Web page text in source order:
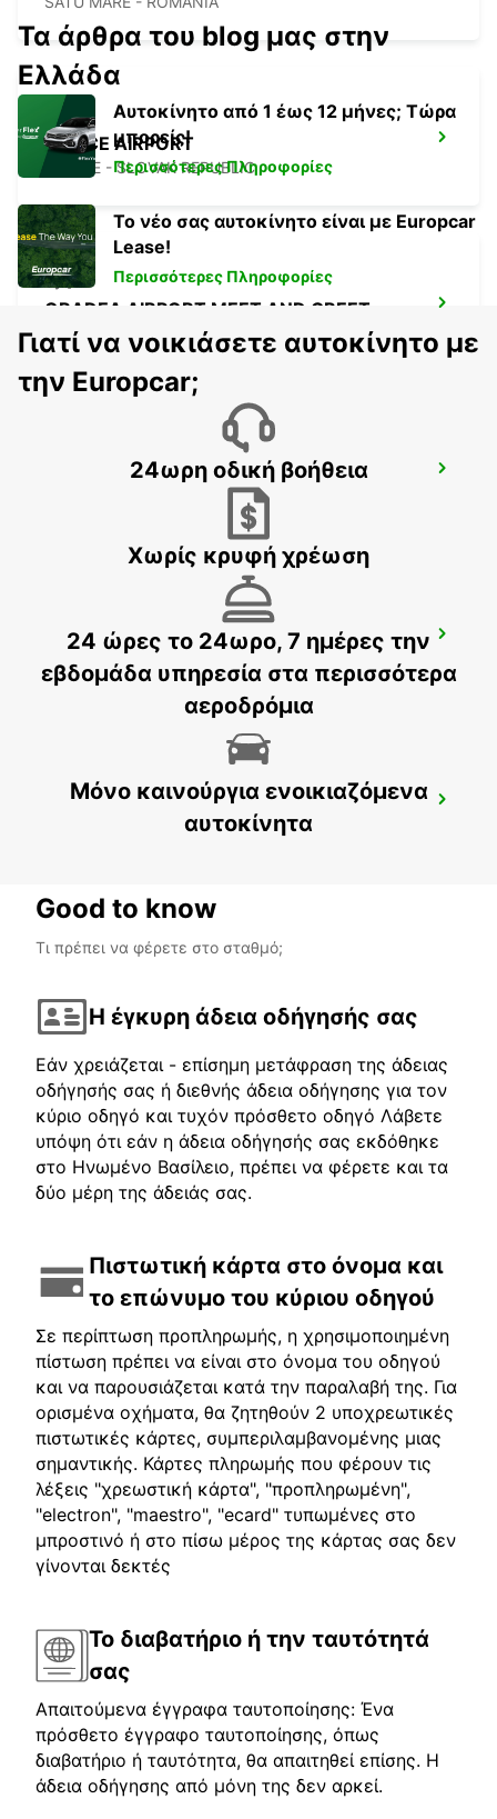
KOSICE AIRPORT
KOSICE - SLOVAK REPUBLIC
ORADEA AIRPORT MEET AND GREET
ORADEA - ROMANIA
BUDAPEST AIRPORT TERMINAL 2B
SELF CHECKOUT BUDAPEST AIRPORT
BUDAPEST - HUNGARY
KECSKEMET
KECSKEMET - HUNGARY
Τα άρθρα του blog μας στην
Ελλάδα
Αυτοκίνητο από 1 έως 12 μήνες; Τώρα
μπορείς!
Περισσότερες Πληροφορίες
Το νέο σας αυτοκίνητο είναι με Europcar
Lease!
Περισσότερες Πληροφορίες
Γιατί να νοικιάσετε αυτοκίνητο με
την Europcar;
24ωρη οδική βοήθεια
Χωρίς κρυφή χρέωση
24 ώρες το 24ωρο, 7 ημέρες την
εβδομάδα υπηρεσία στα περισσότερα
αεροδρόμια
Μόνο καινούργια ενοικιαζόμενα
αυτοκίνητα
Good to know
Τι πρέπει να φέρετε στο σταθμό;
Η έγκυρη άδεια οδήγησής σας
Εάν χρειάζεται - επίσημη μετάφραση της άδειας
οδήγησής σας ή διεθνής άδεια οδήγησης για τον
κύριο οδηγό και τυχόν πρόσθετο οδηγό Λάβετε
υπόψη ότι εάν η άδεια οδήγησής σας εκδόθηκε
στο Ηνωμένο Βασίλειο, πρέπει να φέρετε και τα
δύο μέρη της άδειάς σας.
Πιστωτική κάρτα στο όνομα και
το επώνυμο του κύριου οδηγού
Σε περίπτωση προπληρωμής, η χρησιμοποιημένη
πίστωση πρέπει να είναι στο όνομα του οδηγού
και να παρουσιάζεται κατά την παραλαβή της. Για
ορισμένα οχήματα, θα ζητηθούν 2 υποχρεωτικές
πιστωτικές κάρτες, συμπεριλαμβανομένης μιας
σημαντικής. Κάρτες πληρωμής που φέρουν τις
λέξεις "χρεωστική κάρτα", "προπληρωμένη",
"electron", "maestro", "ecard" τυπωμένες στο
μπροστινό ή στο πίσω μέρος της κάρτας σας δεν
γίνονται δεκτές
Το διαβατήριο ή την ταυτότητά
σας
Απαιτούμενα έγγραφα ταυτοποίησης: Ένα
πρόσθετο έγγραφο ταυτοποίησης, όπως
διαβατήριο ή ταυτότητα, θα απαιτηθεί επίσης. Η
άδεια οδήγησης από μόνη της δεν αρκεί.